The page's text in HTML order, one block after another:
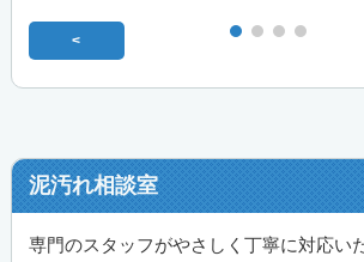
<
泥汚れ相談室
専門のスタッフがやさしく丁寧に対応い